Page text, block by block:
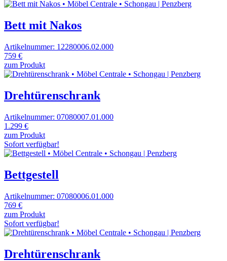
Bett mit Nakos
Artikelnummer: 12280006.02.000
759 €
zum Produkt
Drehtürenschrank
Artikelnummer: 07080007.01.000
1.299 €
zum Produkt
Sofort verfügbar!
Bettgestell
Artikelnummer: 07080006.01.000
769 €
zum Produkt
Sofort verfügbar!
Drehtürenschrank